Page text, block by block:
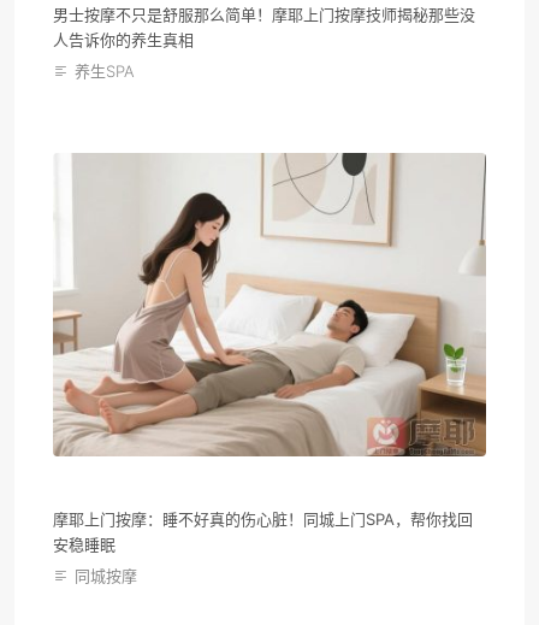
男士按摩不只是舒服那么简单！摩耶上门按摩技师揭秘那些没
人告诉你的养生真相
养生SPA
摩耶上门按摩：睡不好真的伤心脏！同城上门SPA，帮你找回
安稳睡眠
同城按摩